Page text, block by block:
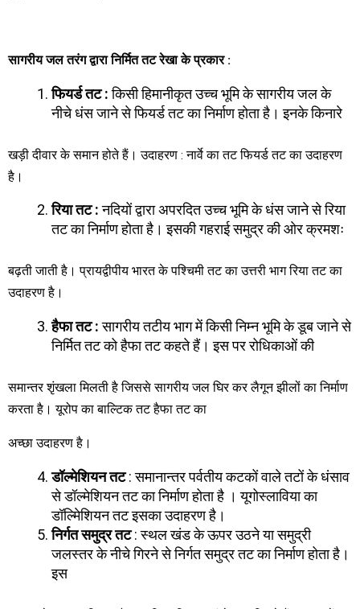
सागरीय जल तरंग द्वारा निर्मित तट रेखा के प्रकार :
फियर्ड तट:किसी हिमानीकृत उच्च भूमि के सागरीय जल के
नीचे धंस जाने से फियर्ड तट का निर्माण होता है। इनके किनारे
खड़ी दीवार के समान होते हैं। उदाहरण : नार्वे का तट फियर्ड तट का उदाहरण
है।
रिया तट:नदियों द्वारा अपरदित उच्च भूमि के धंस जाने से रिया
तट का निर्माण होता है। इसकी गहराई समुद्र की ओर क्रमशः
बढ़ती जाती है। प्रायद्वीपीय भारत के पश्चिमी तट का उत्तरी भाग रिया तट का
उदाहरण है।
हैफा तट:सागरीय तटीय भाग में किसी निम्न भूमि के डूब जाने से
निर्मित तट को हैफा तट कहते हैं। इस पर रोधिकाओं की
समान्तर शृंखला मिलती है जिससे सागरीय जल घिर कर लैगून झीलों का निर्माण
करता है। यूरोप का बाल्टिक तट हैफा तट का
अच्छा उदाहरण है।
डॉल्मेशियन तट: समानान्तर पर्वतीय कटकों वाले तटों के धंसाव
से डॉल्मेशियन तट का निर्माण होता है । यूगोस्लाविया का
डॉल्मेिशियन तट इसका उदाहरण है।
निर्गत समुद्र तट: स्थल खंड के ऊपर उठने या समुद्री
जलस्तर के नीचे गिरने से निर्गत समुद्र तट का निर्माण होता है।
इस